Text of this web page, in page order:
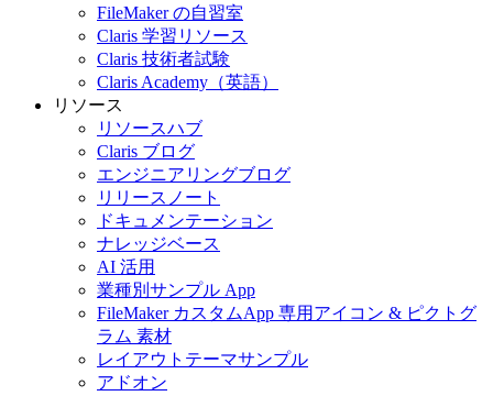
FileMaker の自習室
Claris 学習リソース
Claris 技術者試験
Claris Academy（英語）
リソース
リソースハブ
Claris ブログ
エンジニアリングブログ
リリースノート
ドキュメンテーション
ナレッジベース
AI 活用
業種別サンプル App
FileMaker カスタムApp 専用アイコン & ピクトグ
ラム 素材
レイアウトテーマサンプル
アドオン